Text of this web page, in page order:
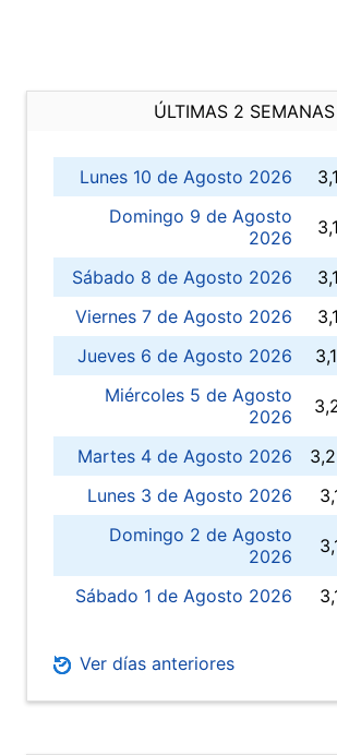
ÚLTIMAS 2 SEMANAS
Lunes 10 de Agosto 2026
Domingo 9 de Agosto
2026
Sábado 8 de Agosto 2026
Viernes 7 de Agosto 2026
Jueves 6 de Agosto 2026
Miércoles 5 de Agosto
2026
Martes 4 de Agosto 2026
Lunes 3 de Agosto 2026
Domingo 2 de Agosto
2026
Sábado 1 de Agosto 2026
Ver días anteriores